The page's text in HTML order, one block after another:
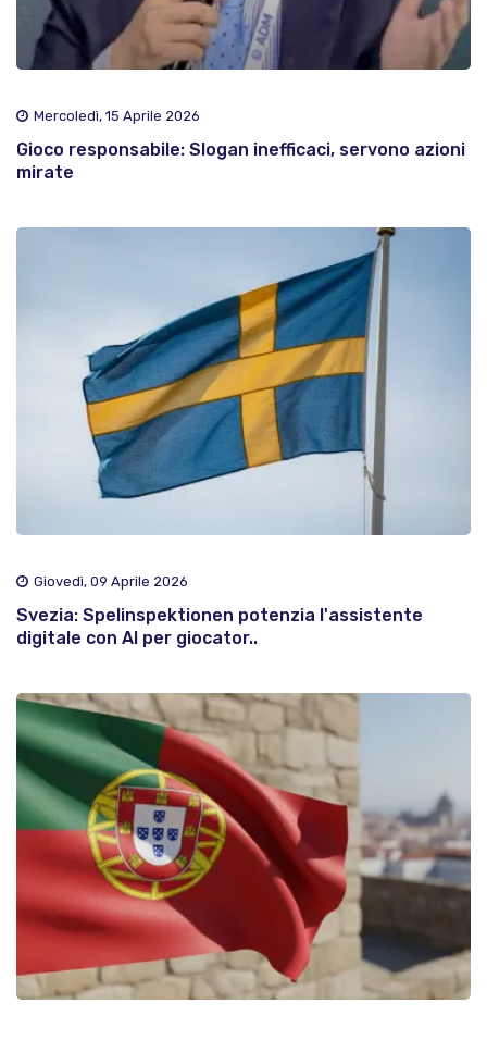
Mercoledì, 15 Aprile 2026
Gioco responsabile: Slogan inefficaci, servono azioni
mirate
Giovedì, 09 Aprile 2026
Svezia: Spelinspektionen potenzia l'assistente
digitale con AI per giocator..